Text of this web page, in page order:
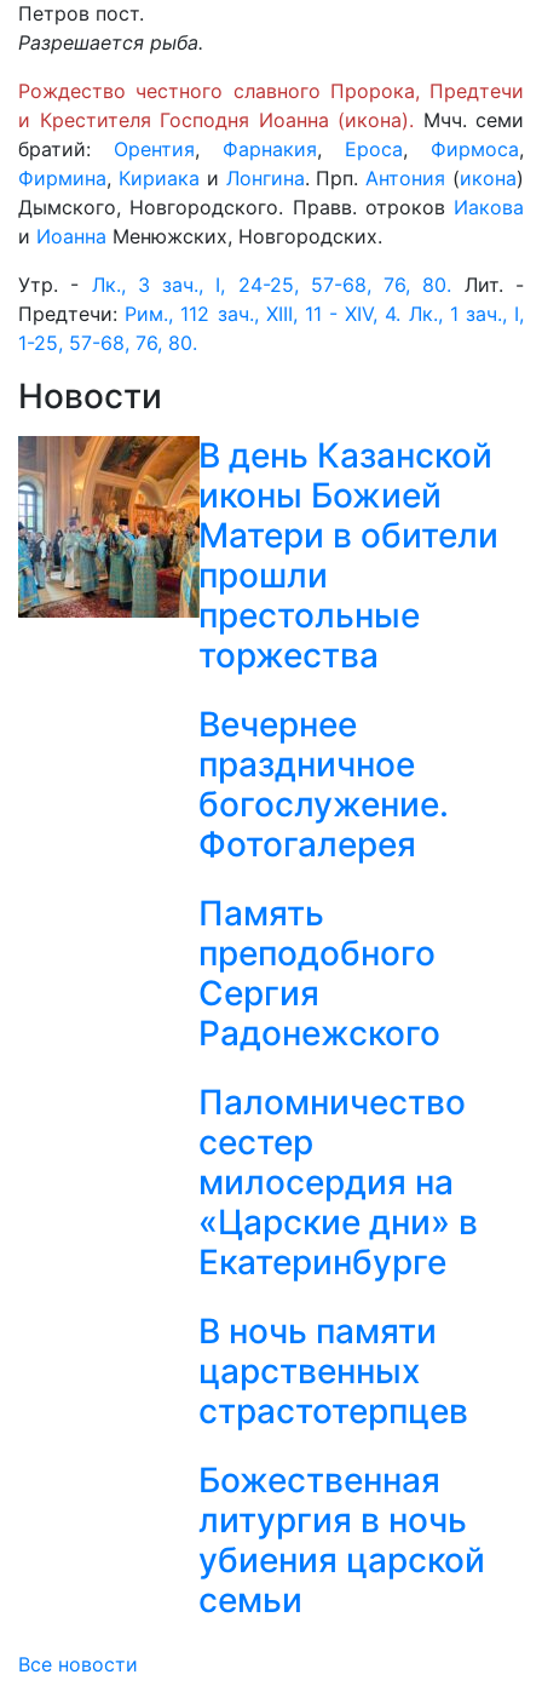
Петров пост.
Разрешается рыба.
Рождество честного славного Пророка, Предтечи
и Крестителя Господня Иоанна (икона). Мчч. семи
братий: Орентия, Фарнакия, Ероса, Фирмоса,
Фирмина, Кириака и Лонгина. Прп.Антония (икона)
Дымского, Новгородского. Правв. отроков Иакова
и Иоанна Менюжских, Новгородских.
Утр. - Лк., 3 зач., I, 24-25, 57-68, 76, 80. Лит. -
Предтечи: Рим., 112 зач., XIII, 11 - XIV, 4. Лк., 1 зач., I,
1-25, 57-68, 76, 80.
Новости
В день Казанской
иконы Божией
Матери в обители
прошли
престольные
торжества
Вечернее
праздничное
богослужение.
Фотогалерея
Память
преподобного
Сергия
Радонежского
Паломничество
сестер
милосердия на
«Царские дни» в
Екатеринбурге
В ночь памяти
царственных
страстотерпцев
Божественная
литургия в ночь
убиения царской
семьи
Все новости